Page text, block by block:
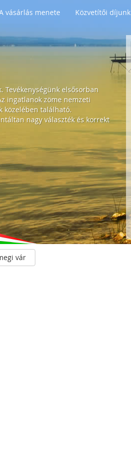
vásárlás menete Közvetítői díjunk
Tevékenységünk elsősorban
ingatlanok zöme nemzeti
közelében található.
nagy választék és korrekt
vár